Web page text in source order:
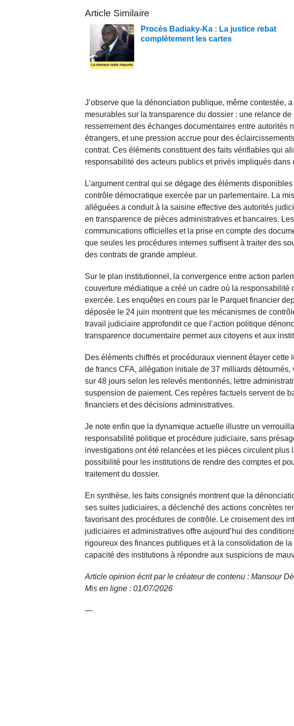
Article Similaire
Procès Badiaky-Ka : La justice rebat
complètement les cartes
J’observe que la dénonciation publique, même contestée,
mesurables sur la transparence du dossier : une relance de
resserrement des échanges documentaires entre autorités
étrangers, et une pression accrue pour des
contrat. Ces éléments constituent des faits vérifiables qui
responsabilité des acteurs publics et privés impliqués dans
L’argument central qui se dégage des éléments
contrôle démocratique exercée par un parlementaire. La
alléguées a conduit à la saisine effective des autorités
en transparence de pièces administratives et bancaires.
communications officielles et la prise en compte des
que seules les procédures internes suffisent à traiter des
des contrats de grande ampleur.
Sur le plan institutionnel, la convergence entre action
couverture médiatique a créé un cadre où la responsabilité
exercée. Les enquêtes en cours par le Parquet financier
déposée le 24 juin montrent que les mécanismes de
travail judiciaire approfondit ce que l’action politique
transparence documentaire permet aux citoyens et aux
Des éléments chiffrés et procéduraux viennent étayer cette
de francs CFA, allégation initiale de 37 milliards
sur 48 jours selon les relevés mentionnés, lettre
suspension de paiement. Ces repères factuels servent de
financiers et des décisions administratives.
Je note enfin que la dynamique actuelle illustre un
responsabilité politique et procédure judiciaire, sans
investigations ont été relancées et les pièces circulent plus
possibilité pour les institutions de rendre des comptes et
traitement du dossier.
En synthèse, les faits consignés montrent que la
ses suites judiciaires, a déclenché des actions concrètes
favorisant des procédures de contrôle. Le croisement des
judiciaires et administratives offre aujourd’hui des
rigoureux des finances publiques et à la consolidation de
capacité des institutions à répondre aux suspicions de
Article opinion écrit par le créateur de contenu : Mansour
Mis en ligne : 01/07/2026
—